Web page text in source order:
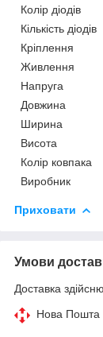
Колір діодів
Кількість діодів
Кріплення
Живлення
Напруга
Довжина
Ширина
Висота
Колір ковпака
Виробник
Приховати
Умови
Доставка
Нова Пошта